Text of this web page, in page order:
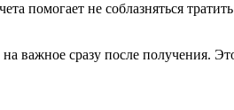
помогает не соблазняться
важное сразу после получения.